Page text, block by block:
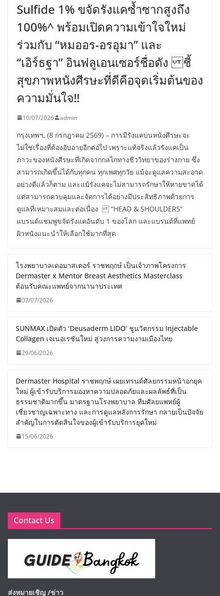
Sulfide 1% ขจัดรังแคซ้ำซากสูงถึง
100%^ พร้อมเปิดความเข้าใจใหม่
ร่วมกับ “หมออร-อรอุมา” และ
“เอิร์ธฐา” อินฟลูเอนเซอร์ชื่อดัง ชี้
สุขภาพหนังศีรษะที่ดีคือจุดเริ่มต้นของ
ความมั่นใจ!!
10/07/2026 admin
กรุงเทพฯ, (8 กรกฎาคม 2569) – การมีรังแคบนหนังศีรษะจะ
ไม่ใช่เรื่องที่ต้องอับอายอีกต่อไป เพราะแท้จริงแล้วรังแคเป็น
ภาวะของหนังศีรษะที่เกิดจากกลไกทางชีววิทยาของร่างกาย ซึ่ง
สามารถเกิดขึ้นได้กับทุกคน ทุกเพศทุกวัย แม้จะดูแลความสะอาด
อย่างดีแล้วก็ตาม และแม้รังแคจะไม่สามารถรักษาให้หายขาดได้
แต่สามารถควบคุมและจัดการได้อย่างมีประสิทธิภาพด้วยการ
ดูแลที่เหมาะสมและต่อเนื่อง “HEAD & SHOULDERS”
แบรนด์แชมพูขจัดรังแคอันดับ 1 ของโลก และแบรนด์ที่แพทย์
ผิวหนังแนะนำให้เลือกใช้มากที่สุด
โรงพยาบาลเดอมาสเตอร์ ราชพฤกษ์ เป็นเจ้าภาพโครงการ
Dermaster x Mentor Breast Aesthetics Masterclass
ต้อนรับคณะแพทย์จากนานาประเทศ
07/07/2026
SUNMAX เปิดตัว ‘Deusaderm LIDO’ ชูนวัตกรรม Injectable
Collagen เจเนอเรชันใหม่ สู่วงการความงามเมืองไทย
29/06/2026
Dermaster Hospital ราชพฤกษ์ เผยเทรนด์ศัลยกรรมหน้าอกยุค
ใหม่ ผู้เข้ารับบริการมองหาความปลอดภัยและผลลัพธ์ที่เป็น
ธรรมชาติมากขึ้น มาตรฐานโรงพยาบาล ทีมศัลยแพทย์ผู้
เชี่ยวชาญเฉพาะทาง และการดูแลหลังการรักษา กลายเป็นปัจจัย
สำคัญในการตัดสินใจของผู้เข้ารับบริการยุคใหม่
15/06/2026
Contact Us
ส่งหมายเชิญ /ข่าว